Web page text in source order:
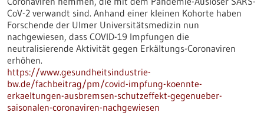
CoV-2 verwandt sind. Anhand einer kleinen Kohorte haben
Forschende der Ulmer Universitätsmedizin nun
nachgewiesen, dass COVID-19 Impfungen die
neutralisierende Aktivität gegen Erkältungs-Coronaviren
erhöhen.
https://www.gesundheitsindustrie-
bw.de/fachbeitrag/pm/covid-impfung-koennte-
erkaeltungen-ausbremsen-schutzeffekt-gegenueber-
saisonalen-coronaviren-nachgewiesen